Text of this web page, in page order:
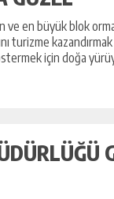
ve en büyük blok
turizme
için doğa